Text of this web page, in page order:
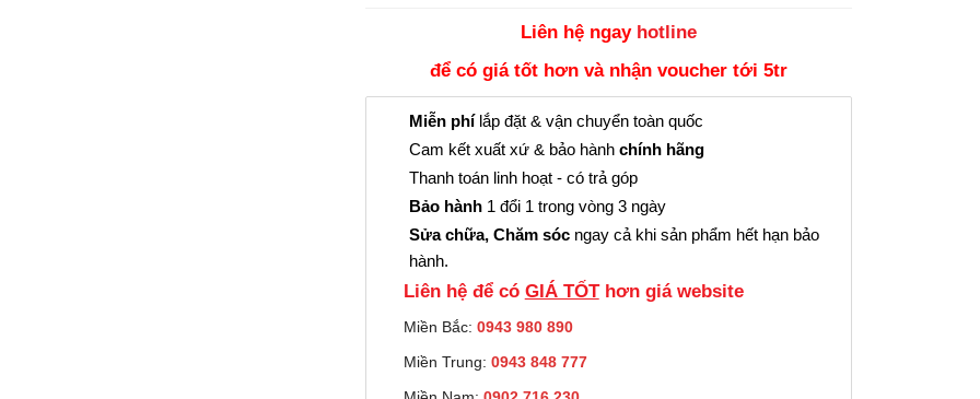
Liên hệ ngay hotline
để có giá tốt hơn và nhận voucher tới 5tr
Miễn phílắp đặt & vận chuyển toàn quốc
Cam kết xuất xứ & bảo hành chính hãng
Thanh toán linh hoạt - có trả góp
Bảo hành 1 đổi 1 trong vòng 3 ngày
Sửa chữa, Chăm sóc ngay cả khi sản phẩm hết hạn bảo
hành.
Liên hệ để có GIÁ TỐThơn giá website
Miền Bắc: 0943 980 890
Miền Trung: 0943 848 777